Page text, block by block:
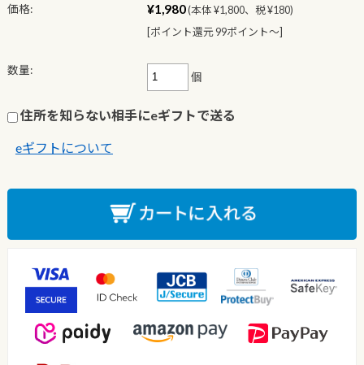
価格:
¥1,980(本体 ¥1,800、税 ¥180)
[ポイント還元 99ポイント〜]
数量:
個
住所を知らない相手にeギフトで送る
eギフトについて